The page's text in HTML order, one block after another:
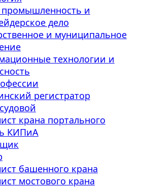
промышленность и
дело
и муниципальное
технологии и
регистратор
крана портального
КИПиА
башенного крана
мостового крана